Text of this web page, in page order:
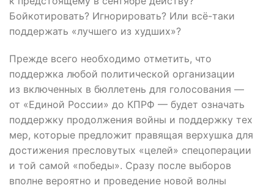
Бойкотировать? Игнорировать? Или всё-таки
поддержать «лучшего из худших»?
Прежде всего необходимо отметить, что
поддержка любой политической организации
из включенных в бюллетень для голосования —
от «Единой России» до КПРФ — будет означать
поддержку продолжения войны и поддержку тех
мер, которые предложит правящая верхушка для
достижения пресловутых «целей» спецоперации
и той самой «победы». Сразу после выборов
вполне вероятно и проведение новой волны